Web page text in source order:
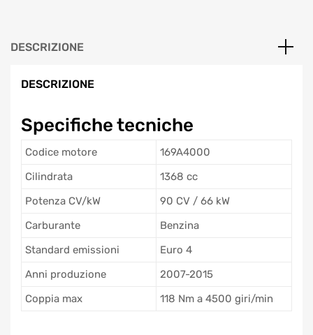
DESCRIZIONE
DESCRIZIONE
Specifiche tecniche
Codice motore
169A4000
Cilindrata
1368 cc
Potenza CV/kW
90 CV / 66 kW
Carburante
Benzina
Standard emissioni
Euro 4
Anni produzione
2007-2015
Coppia max
118 Nm a 4500 giri/min